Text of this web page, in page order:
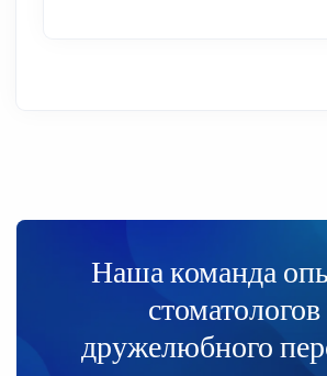
Наша команда
дружелюбного